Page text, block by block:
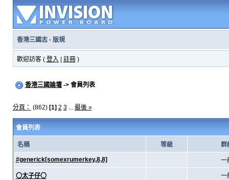
香港三國志· 版規
歡迎訪客 ( 登入 註冊)
香港三國論壇-> 會員列表
分頁： (862) [1] 2 3... 最後 »
會員列表
名稱 等級 群
#generick[somexrumerkey,8,8] 一
〇太子仔〇 一